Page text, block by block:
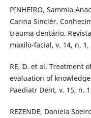
PINHEIRO, Sammia
Carina Sinclér.
trauma dentário.
maxilo-facial, v. 14, n. 1,
RE, D. et al. Treatment
evaluation of
Paediatr Dent, v. 15, n.
REZENDE, Daniela